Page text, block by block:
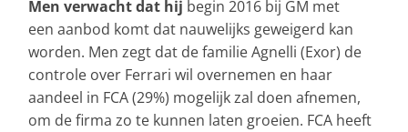
Men verwacht dat hij begin 2016 bij GM met
een aanbod komt dat nauwelijks geweigerd kan
worden. Men zegt dat de familie Agnelli (Exor) de
controle over Ferrari wil overnemen en haar
aandeel in FCA (29%) mogelijk zal doen afnemen,
om de firma zo te kunnen laten groeien. FCA heeft